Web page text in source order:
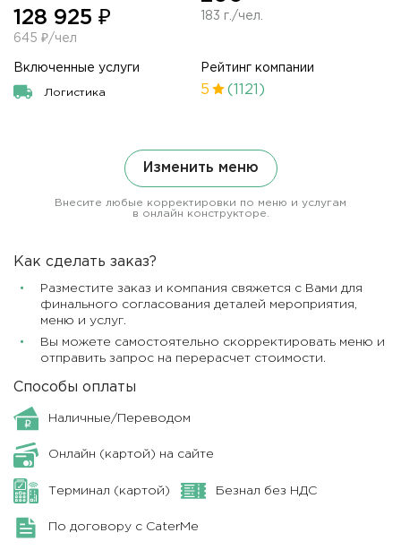
128 925 ₽
645 ₽/чел
183 г./чел.
Включенные услуги
Логистика
Рейтинг компании
5 (1121)
Изменить меню
Внесите любые корректировки по меню и услугам
в онлайн конструкторе.
Как сделать заказ?
Разместите заказ и компания свяжется с Вами для
финального согласования деталей мероприятия,
меню и услуг.
Вы можете самостоятельно скорректировать меню и
отправить запрос на перерасчет стоимости.
Способы оплаты
Наличные/Переводом
Онлайн (картой) на сайте
Терминал (картой) Безнал без НДС
По договору с CaterMe